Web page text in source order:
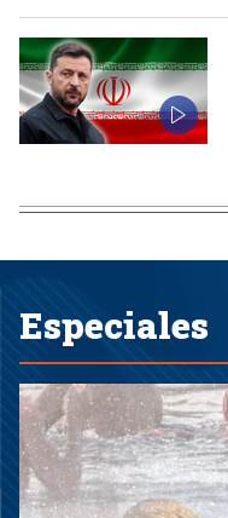
Especiales